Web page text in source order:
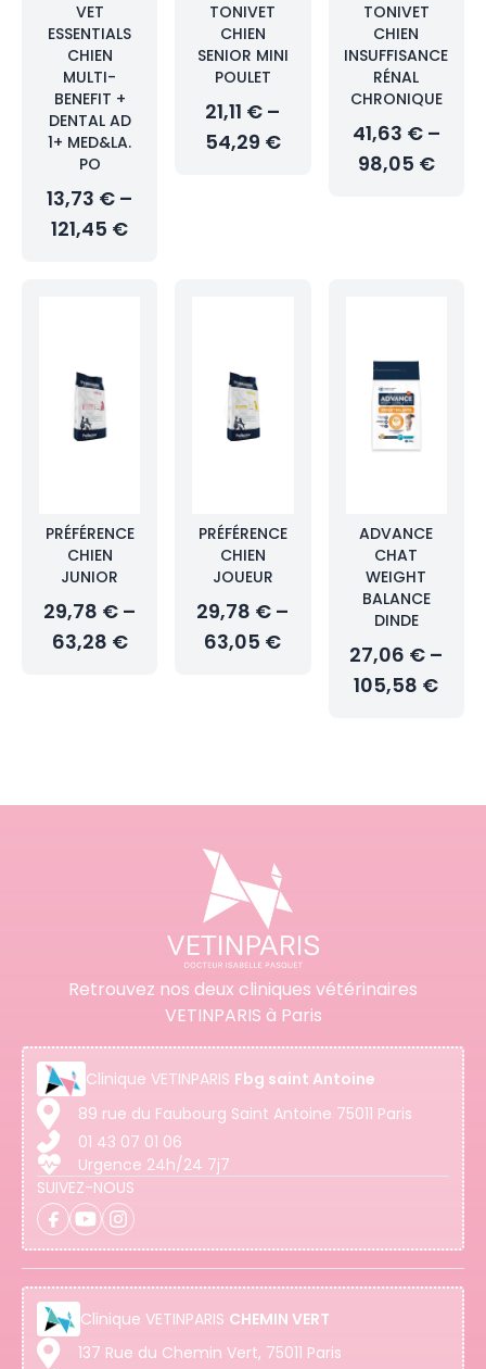
VET
ESSENTIALS
CHIEN
MULTI-
BENEFIT +
DENTAL AD
1+ MED&LA.
PO
13,73 € –
121,45 €
TONIVET
CHIEN
SENIOR MINI
POULET
21,11 € –
54,29 €
TONIVET
CHIEN
INSUFFISANCE
RÉNAL
CHRONIQUE
41,63 € –
98,05 €
PRÉFÉRENCE
CHIEN
JUNIOR
29,78 € –
63,28 €
PRÉFÉRENCE
CHIEN
JOUEUR
29,78 € –
63,05 €
ADVANCE
CHAT
WEIGHT
BALANCE
DINDE
27,06 € –
105,58 €
Retrouvez nos deux cliniques vétérinaires
VETINPARIS à Paris
Clinique VETINPARIS Fbg saint Antoine
89 rue du Faubourg Saint Antoine 75011 Paris
01 43 07 01 06
Urgence 24h/24 7j7
SUIVEZ-NOUS
Clinique VETINPARIS CHEMIN VERT
137 Rue du Chemin Vert, 75011 Paris